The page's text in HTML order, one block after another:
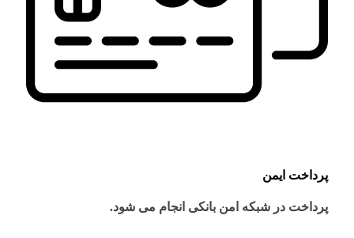
پرداخت ایمن
پرداخت در شبکه امن بانکی انجام می شود.